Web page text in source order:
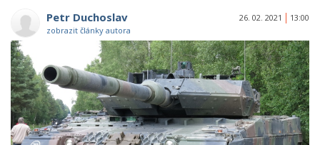
Petr Duchoslav
zobrazit články autora
26. 02. 2021 13:00